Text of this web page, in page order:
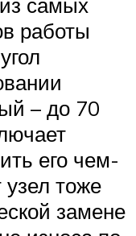
самых
работы
– до 70
его чем-
узел тоже
замене